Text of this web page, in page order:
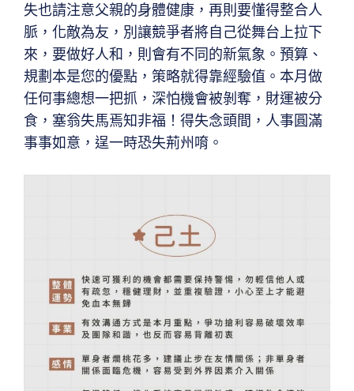
失也請注意父親的身體健康，再則要懂得整合人
脈，化敵為友，別讓競爭者將自己從舞台上拉下
來，要做好人和，則會有不同的新氣象。預算、
規劃本是您的優點，策略就得靠經驗值。本月做
任何事總想一把抓，深怕機會被剝奪，財運被分
食，塞翁失馬焉知非福！得失念頭間，人事圓滿
事事如意，逞一時恐失荊州唷。